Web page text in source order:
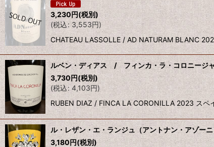
3,230円(税別)
(税込: 3,553円)
CHATEAU LASSOLLE / AD NATURAM BLANC
ルベン・ディアス / フィンカ・ラ・コロニー
3,730円(税別)
(税込: 4,103円)
RUBEN DIAZ / FINCA LA CORONILLA 2023 ス
ル・レザン・エ・ランジュ（アントナン・ア
3,180円(税別)